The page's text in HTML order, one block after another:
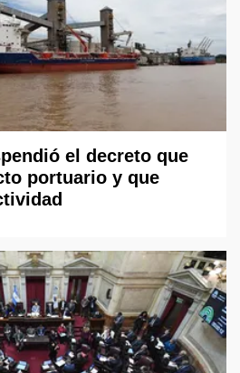
el decreto que
portuario y que